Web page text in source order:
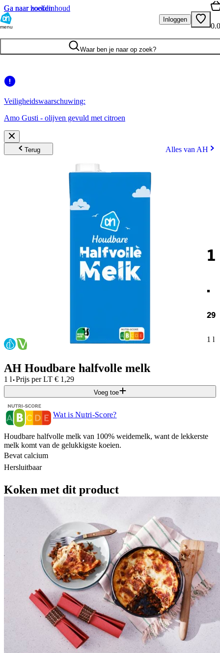
Ga naar hoofdinhoud
Ga naar zoeken
menu
Inloggen
Waar ben je naar op zoek?
Veiligheidswaarschuwing:
Amo Gusti - olijven gevuld met citroen
Terug Alles van AH
1
.
29
1 l
AH Houdbare halfvolle melk
1 l·Prijs per LT € 1,29
Voeg toe
Wat is Nutri-Score?
Houdbare halfvolle melk van 100% weidemelk, want de lekkerste
melk komt van de gelukkigste koeien.
Bevat calcium
Hersluitbaar
Koken met dit product